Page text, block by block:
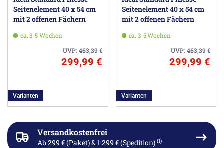
Seitenelement 40 x 54 cm
mit 2 offenen Fächern
ca. 3-5 Wochen
UVP:463,39€
299,99 €
Varianten
Seitenelement 40 x 54 cm
mit 2 offenen Fächern
ca. 3-5 Wochen
UVP:463,39€
299,99 €
Varianten
Versandkostenfrei
Ab 299 € (Paket) & 1.299 € (Spedition) (1)